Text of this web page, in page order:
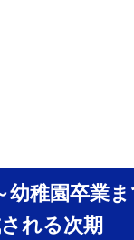
幼稚園卒業
れる次期